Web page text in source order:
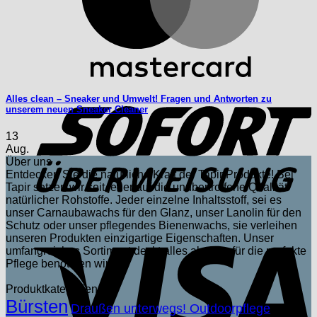
Alles clean – Sneaker und Umwelt! Fragen und Antworten zu
unserem neuen Sneaker Cleaner
13
Aug.
Über uns
Entdecken Sie die natürliche Kraft der Tapir Produkte! Bei
Tapir setzen wir seit jeher auf die unübertroffene Qualität
natürlicher Rohstoffe. Jeder einzelne Inhaltsstoff, sei es
unser Carnaubawachs für den Glanz, unser Lanolin für den
Schutz oder unser pflegendes Bienenwachs, sie verleihen
unseren Produkten einzigartige Eigenschaften. Unser
umfangreiches Sortiment deckt alles ab, was für die perfekte
Pflege benötigen wird.
Produktkategorien
Bürsten Draußen unterwegs! Outdoorpflege